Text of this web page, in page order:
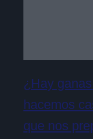
¿Hay
hacemos
que nos